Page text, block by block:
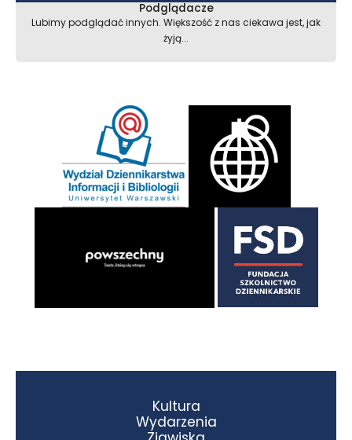
Podglądacze
Lubimy podglądać innych. Większość z nas ciekawa jest, jak
żyją...
Kultura
Wydarzenia